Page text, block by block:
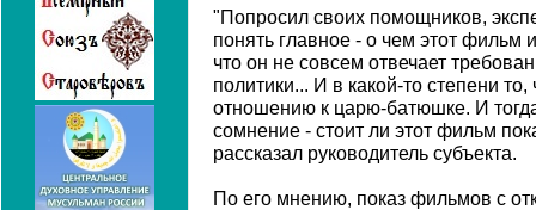
"Попросил своих помощников,
понять главное - о чем этот фильм
что он не совсем отвечает
политики... И в какой-то степени
отношению к царю-батюшке. И
сомнение - стоит ли этот фильм
рассказал руководитель субъекта.
По его мнению, показ фильмов с